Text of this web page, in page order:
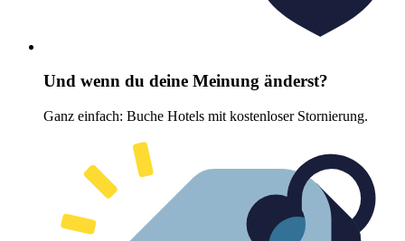
Und wenn du deine Meinung änderst?
Ganz einfach: Buche Hotels mit kostenloser Stornierung.